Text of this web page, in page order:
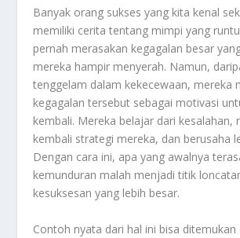
Banyak orang sukses yang kita kenal
memiliki cerita tentang mimpi yang
pernah merasakan kegagalan besar
mereka hampir menyerah. Namun,
tenggelam dalam kekecewaan, mereka
kegagalan tersebut sebagai motivasi
kembali. Mereka belajar dari kesalahan,
kembali strategi mereka, dan berusaha
Dengan cara ini, apa yang awalnya
kemunduran malah menjadi titik
kesuksesan yang lebih besar.
Contoh nyata dari hal ini bisa ditemukan